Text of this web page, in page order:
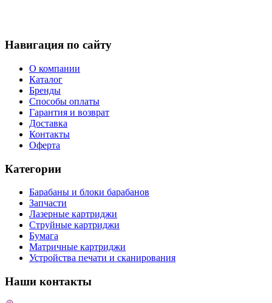
Навигация по сайту
О компании
Каталог
Бренды
Способы оплаты
Гарантия и возврат
Доставка
Контакты
Оферта
Категории
Барабаны и блоки барабанов
Запчасти
Лазерные картриджи
Струйные картриджи
Бумага
Матричные картриджи
Устройства печати и сканирования
Наши контакты